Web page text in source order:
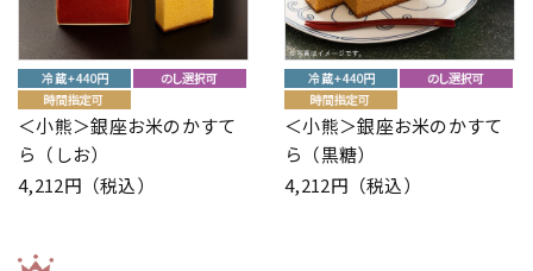
＜小熊＞銀座お米のかすて
ら（しお）
4,212円（税込）
＜小熊＞銀座お米のかすて
ら（黒糖）
4,212円（税込）